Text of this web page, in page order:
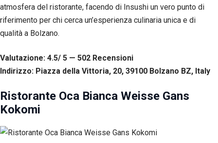
atmosfera del ristorante, facendo di Insushi un vero punto di
riferimento per chi cerca un’esperienza culinaria unica e di
qualità a Bolzano.
Valutazione: 4.5/ 5 — 502 Recensioni
Indirizzo: Piazza della Vittoria, 20, 39100 Bolzano BZ, Italy
Ristorante Oca Bianca Weisse Gans
Kokomi